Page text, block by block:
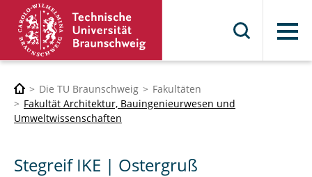
Menü
Die TU Braunschweig
Fakultäten
Fakultät Architektur, Bauingenieurwesen und
Umweltwissenschaften
Stegreif IKE | Ostergruß